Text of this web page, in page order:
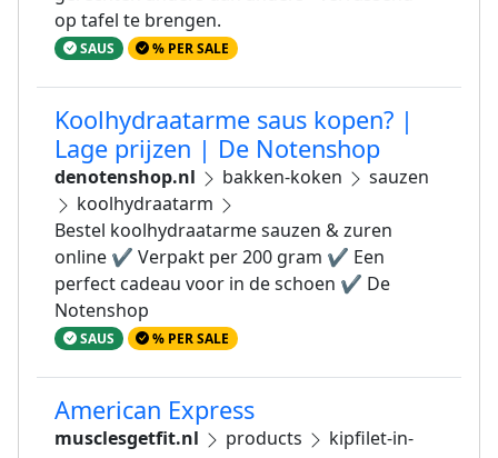
op tafel te brengen.
SAUS % PER SALE
Koolhydraatarme saus kopen? |
Lage prijzen | De Notenshop
denotenshop.nl bakken-koken
sauzen
koolhydraatarm
Bestel koolhydraatarme sauzen & zuren
online ✔ Verpakt per 200 gram ✔ Een
perfect cadeau voor in de schoen ✔ De
Notenshop
SAUS % PER SALE
American Express
musclesgetfit.nl products
kipfilet-in-